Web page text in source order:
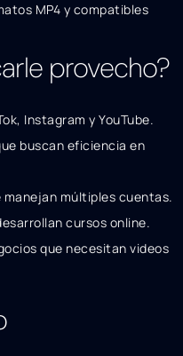
MP4 y compatibles
provecho?
Instagram y YouTube.
buscan eficiencia en
múltiples cuentas.
cursos online.
que necesitan videos